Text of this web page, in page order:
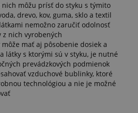
nich môžu prísť do styku s týmito
drevo, kov, guma, sklo a textil
nemožno zaručiť odolnosť
z nich vyrobených
mať aj pôsobenie dosiek a
látky s ktorými sú v styku, je nutné
prevádzkových podmienok
vzduchové bublinky, ktoré
technológiou a nie je možné